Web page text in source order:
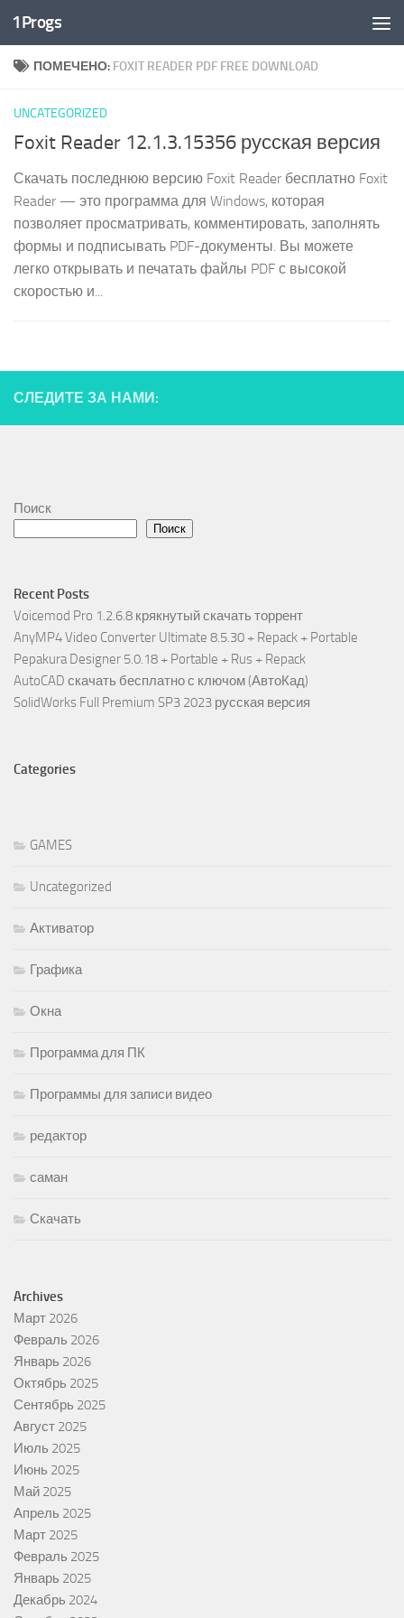
Перейти к содержимому
1Progs
ПОМЕЧЕНО: FOXIT READER PDF FREE DOWNLOAD
UNCATEGORIZED
Foxit Reader 12.1.3.15356 русская версия
Скачать последнюю версию Foxit Reader бесплатно Foxit
Reader — это программа для Windows, которая
позволяет просматривать, комментировать, заполнять
формы и подписывать PDF-документы. Вы можете
легко открывать и печатать файлы PDF с высокой
скоростью и...
СЛЕДИТЕ ЗА НАМИ:
Поиск
Поиск
Recent Posts
Voicemod Pro 1.2.6.8 крякнутый скачать торрент
AnyMP4 Video Converter Ultimate 8.5.30 + Repack + Portable
Pepakura Designer 5.0.18 + Portable + Rus + Repack
AutoCAD скачать бесплатно с ключом (АвтоКад)
SolidWorks Full Premium SP3 2023 русская версия
Categories
GAMES
Uncategorized
Активатор
Графика
Окна
Программа для ПК
Программы для записи видео
редактор
саман
Скачать
Archives
Март 2026
Февраль 2026
Январь 2026
Октябрь 2025
Сентябрь 2025
Август 2025
Июль 2025
Июнь 2025
Май 2025
Апрель 2025
Март 2025
Февраль 2025
Январь 2025
Декабрь 2024